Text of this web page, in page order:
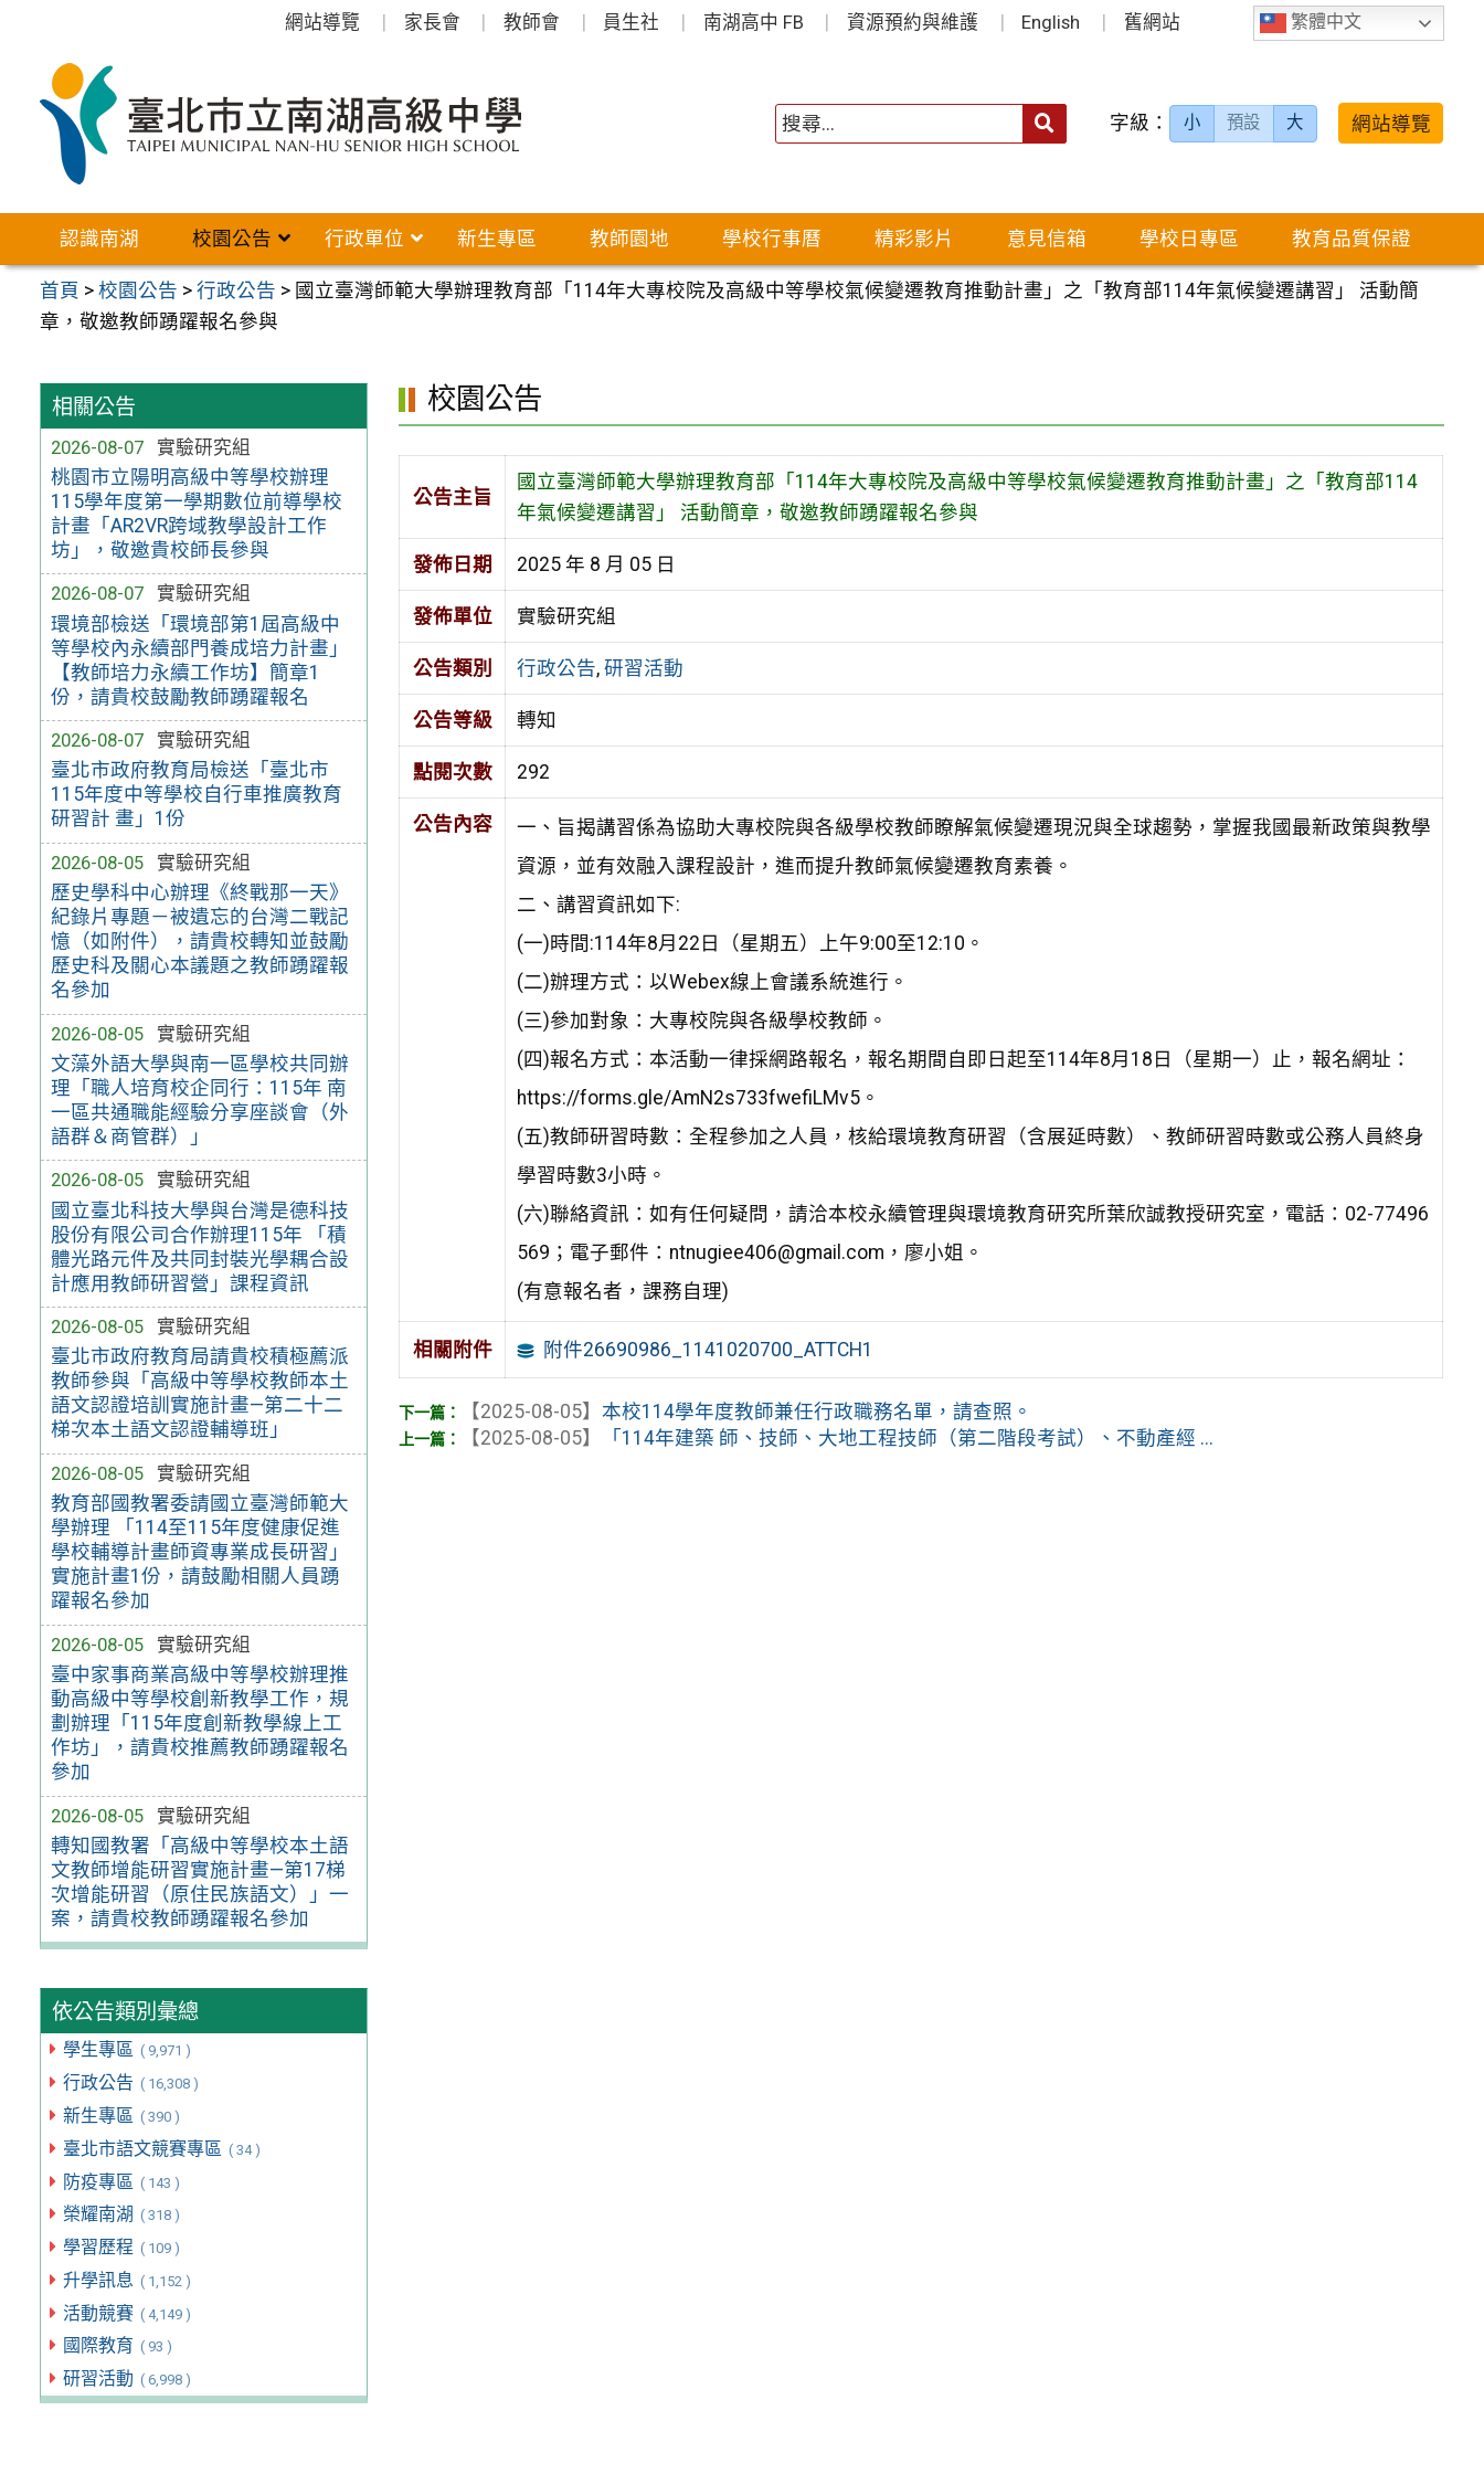
繁體中文
網站導覽 家長會 教師會 員生社 南湖高中 FB 資源預約與維護 English 舊網站
字級： 小 預設 大 網站導覽
認識南湖 校園公告 行政單位 新生專區 教師園地 學校行事曆 精彩影片 意見信箱 學校日專區 教育品質保證
首頁 >校園公告 >行政公告 > 國立臺灣師範大學辦理教育部「114年大專校院及高級中等學校氣候變遷教育推動計畫」之「教育部114年氣候變遷講習」 活動簡
章，敬邀教師踴躍報名參與
相關公告
2026-08-07
實驗研究組
桃園市立陽明高級中等學校辦理
115學年度第一學期數位前導學校
計畫「AR2VR跨域教學設計工作
坊」，敬邀貴校師長參與
2026-08-07
實驗研究組
環境部檢送「環境部第1屆高級中
等學校內永續部門養成培力計畫」
【教師培力永續工作坊】簡章1
份，請貴校鼓勵教師踴躍報名
2026-08-07
實驗研究組
臺北市政府教育局檢送「臺北市
115年度中等學校自行車推廣教育
研習計 畫」1份
2026-08-05
實驗研究組
歷史學科中心辦理《終戰那一天》
紀錄片專題－被遺忘的台灣二戰記
憶（如附件），請貴校轉知並鼓勵
歷史科及關心本議題之教師踴躍報
名參加
2026-08-05
實驗研究組
文藻外語大學與南一區學校共同辦
理「職人培育校企同行：115年 南
一區共通職能經驗分享座談會（外
語群＆商管群）」
2026-08-05
實驗研究組
國立臺北科技大學與台灣是德科技
股份有限公司合作辦理115年 「積
體光路元件及共同封裝光學耦合設
計應用教師研習營」課程資訊
2026-08-05
實驗研究組
臺北市政府教育局請貴校積極薦派
教師參與「高級中等學校教師本土
語文認證培訓實施計畫—第二十二
梯次本土語文認證輔導班」
2026-08-05
實驗研究組
教育部國教署委請國立臺灣師範大
學辦理 「114至115年度健康促進
學校輔導計畫師資專業成長研習」
實施計畫1份，請鼓勵相關人員踴
躍報名參加
2026-08-05
實驗研究組
臺中家事商業高級中等學校辦理推
動高級中等學校創新教學工作，規
劃辦理「115年度創新教學線上工
作坊」，請貴校推薦教師踴躍報名
參加
2026-08-05
實驗研究組
轉知國教署「高級中等學校本土語
文教師增能研習實施計畫—第17梯
次增能研習（原住民族語文）」一
案，請貴校教師踴躍報名參加
依公告類別彙總
學生專區 ( 9,971 )
行政公告 ( 16,308 )
新生專區 ( 390 )
臺北市語文競賽專區 ( 34 )
防疫專區 ( 143 )
榮耀南湖 ( 318 )
學習歷程 ( 109 )
升學訊息 ( 1,152 )
活動競賽 ( 4,149 )
國際教育 ( 93 )
研習活動 ( 6,998 )
校園公告
公告主旨
國立臺灣師範大學辦理教育部「114年大專校院及高級中等學校氣候變遷教育推動計畫」之「教育部114
年氣候變遷講習」 活動簡章，敬邀教師踴躍報名參與
發佈日期 2025 年 8 月 05 日
發佈單位 實驗研究組
公告類別 行政公告, 研習活動
公告等級 轉知
點閱次數 292
公告內容
一、旨揭講習係為協助大專校院與各級學校教師瞭解氣候變遷現況與全球趨勢，掌握我國最新政策與教學
資源，並有效融入課程設計，進而提升教師氣候變遷教育素養。
二、講習資訊如下:
(一)時間:114年8月22日（星期五）上午9:00至12:10。
(二)辦理方式：以Webex線上會議系統進行。
(三)參加對象：大專校院與各級學校教師。
(四)報名方式：本活動一律採網路報名，報名期間自即日起至114年8月18日（星期一）止，報名網址：
https://forms.gle/AmN2s733fwefiLMv5。
(五)教師研習時數：全程參加之人員，核給環境教育研習（含展延時數）、教師研習時數或公務人員終身
學習時數3小時。
(六)聯絡資訊：如有任何疑問，請洽本校永續管理與環境教育研究所葉欣誠教授研究室，電話：02-77496
569；電子郵件：ntnugiee406@gmail.com，廖小姐。
(有意報名者，課務自理)
相關附件 附件26690986_1141020700_ATTCH1
【2025-08-05】本校114學年度教師兼任行政職務名單，請查照。
【2025-08-05】
「114年建築 師、技師、大地工程技師（第二階段考試）、不動產經 ...